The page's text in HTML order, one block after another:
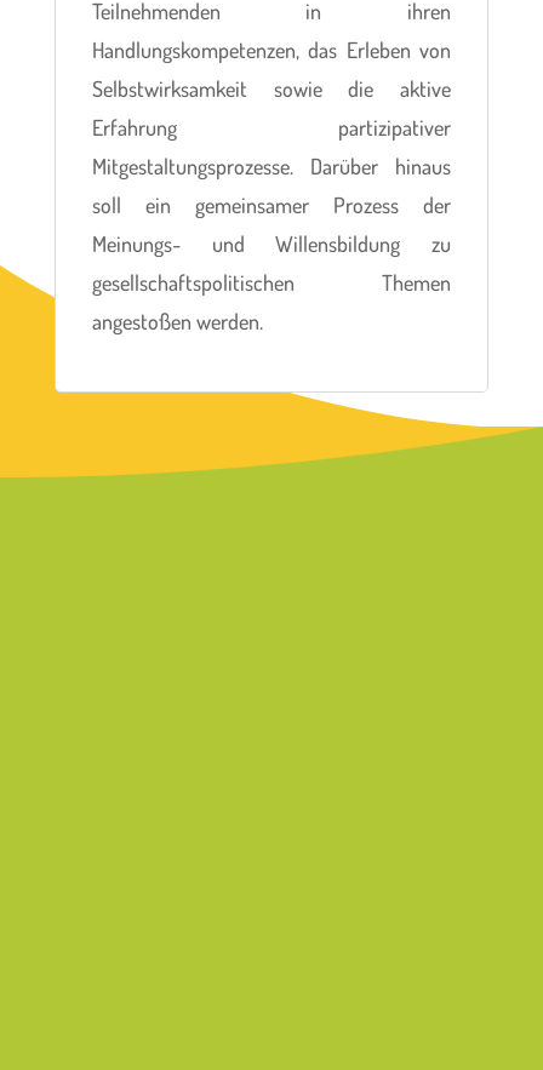
Teilnehmenden in ihren
Handlungskompetenzen, das Erleben von
Selbstwirksamkeit sowie die aktive
Erfahrung partizipativer
Mitgestaltungsprozesse. Darüber hinaus
soll ein gemeinsamer Prozess der
Meinungs- und Willensbildung zu
gesellschaftspolitischen Themen
angestoßen werden.